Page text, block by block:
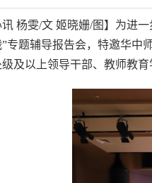
讯 杨雯/文 姬晓姗/图】为进
专题辅导报告会，特邀华中
及以上领导干部、教师教